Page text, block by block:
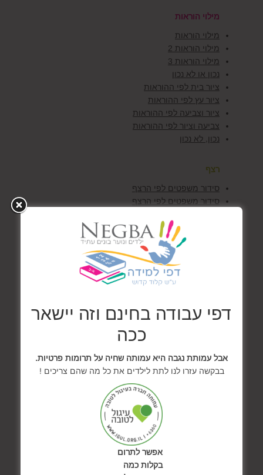
מילוי הוראות
מילוי הוראות
מילוי הוראות 2
מילוי הוראות 3
נכון או לא נכון
ציור בית לפי ההוראות
ציור עץ לפי ההוראות
ציור וצביעה לפי ההוראות
צביעה וציור לפי ההוראות
נכון, לא נכון
רצף
סידור משפטים לפי הרצף
סידור משפטים לפי הרצף
דפי עבודה בחינם
במטמטיקה, עברית
דפי עבודה בחינם וזה יישאר
ככה
אבל עמותת נגבה היא עמותה שחיה על תרומות פרטיות.
בבקשה עזרו לנו לתת לילדים את כל מה שהם צריכים !
אפשר לתרום
בקלות כמה